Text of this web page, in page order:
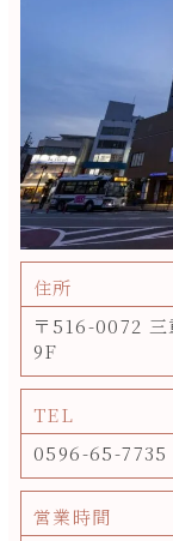
住所
〒516-0072
9F
TEL
0596-65-7735
営業時間